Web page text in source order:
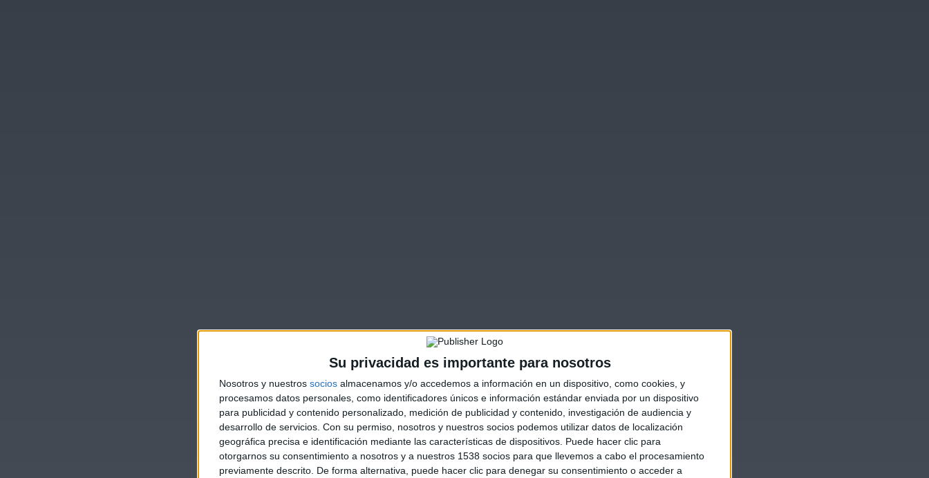
Su privacidad es importante para nosotros
Nosotros y nuestros socios almacenamos y/o accedemos a información en un dispositivo, como cookies, y
procesamos datos personales, como identificadores únicos e información estándar enviada por un dispositivo
para publicidad y contenido personalizado, medición de publicidad y contenido, investigación de audiencia y
desarrollo de servicios. Con su permiso, nosotros y nuestros socios podemos utilizar datos de localización
geográfica precisa e identificación mediante las características de dispositivos. Puede hacer clic para
otorgarnos su consentimiento a nosotros y a nuestros 1538 socios para que llevemos a cabo el procesamiento
previamente descrito. De forma alternativa, puede hacer clic para denegar su consentimiento o acceder a